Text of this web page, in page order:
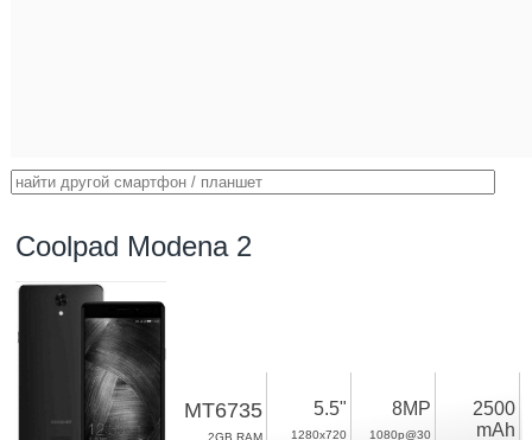
Coolpad Modena 2
MT6735
2GB RAM
5.5"
1280x720
8MP
1080p@30
2500
mAh